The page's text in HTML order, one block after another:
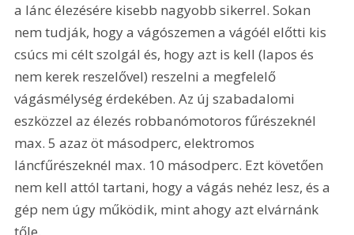
a lánc élezésére kisebb nagyobb sikerrel. Sokan
nem tudják, hogy a vágószemen a vágóél előtti kis
csúcs mi célt szolgál és, hogy azt is kell (lapos és
nem kerek reszelővel) reszelni a megfelelő
vágásmélység érdekében. Az új szabadalomi
eszközzel az élezés robbanómotoros fűrészeknél
max. 5 azaz öt másodperc, elektromos
láncfűrészeknél max. 10 másodperc. Ezt követően
nem kell attól tartani, hogy a vágás nehéz lesz, és a
gép nem úgy működik, mint ahogy azt elvárnánk